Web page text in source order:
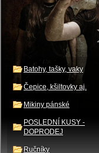
Batohy, tašky, vaky
Čepice, kšiltovky aj.
Mikiny pánské
POSLEDNÍ KUSY -
DOPRODEJ
Ručníky